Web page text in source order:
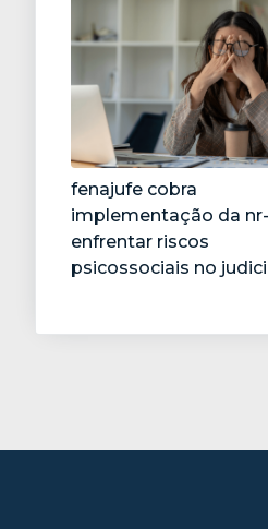
fenajufe cobra
implementação da nr-
enfrentar riscos
psicossociais no